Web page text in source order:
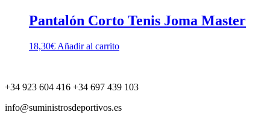
Pantalón Corto Tenis Joma Master
18,30€ Añadir al carrito
+34 923 604 416 +34 697 439 103
info@suministrosdeportivos.es